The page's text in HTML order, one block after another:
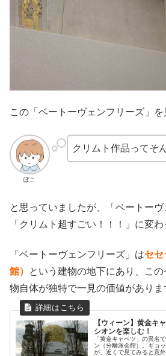
この「ベートーヴェンフリーズ」を
ぽこ
クリムト作品ってそ
と思っていましたが、「ベートー
「クリムト超すごい！！！」に変わ
「ベートーヴェンフリーズ」はセ
館）
という建物の地下にあり、こ
物自体が独特で一見の価値がありま
【ウィーン】黄金キ
シオンを楽しむ！
「黄金キャベツ」の異名
ン（分離派会館）。ギョ
が、近くで見てみると意